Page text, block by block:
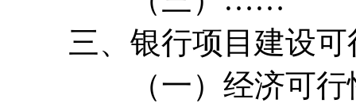
三、银行项目建设可
（一）经济可行